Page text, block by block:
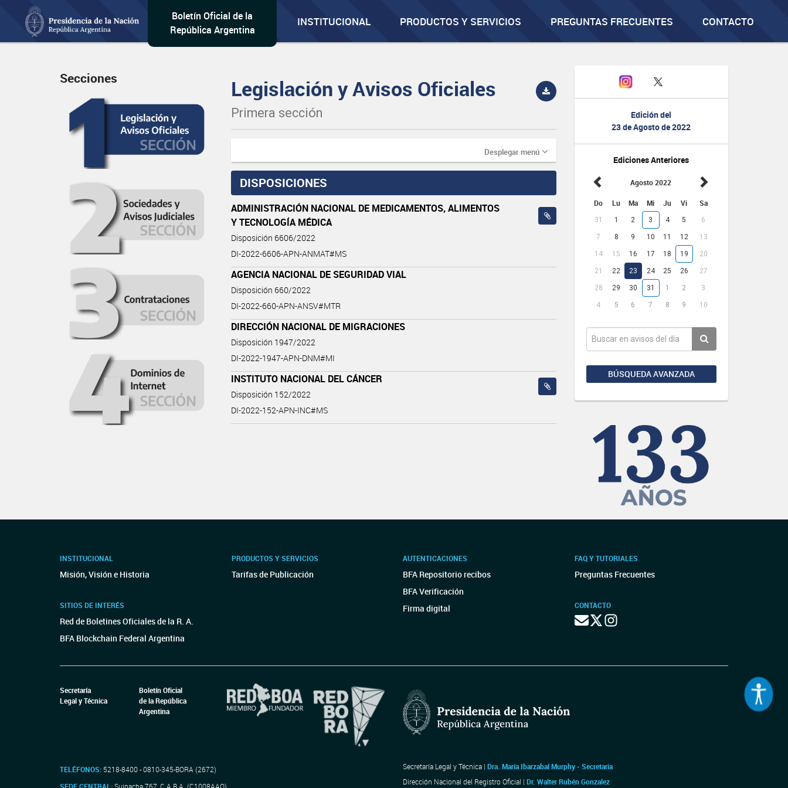
Boletín Oficial de la
República Argentina
INSTITUCIONAL PRODUCTOS Y SERVICIOS PREGUNTAS FRECUENTES CONTACTO
Edición del
23 de Agosto de 2022
Ediciones Anteriores
Agosto 2022
Do Lu Ma Mi Ju Vi Sa
31 1 2 3 4 5 6
7 8 9 10 11 12 13
14 15 16 17 18 19 20
21 22 23 24 25 26 27
28 29 30 31 1 2 3
4 5 6 7 8 9 10
BÚSQUEDA AVANZADA
Secciones Legislación y Avisos Oficiales
Primera sección
Desplegar menú
DISPOSICIONES
ADMINISTRACIÓN NACIONAL DE MEDICAMENTOS, ALIMENTOS
Y TECNOLOGÍA MÉDICA
Disposición 6606/2022
DI-2022-6606-APN-ANMAT#MS
AGENCIA NACIONAL DE SEGURIDAD VIAL
Disposición 660/2022
DI-2022-660-APN-ANSV#MTR
DIRECCIÓN NACIONAL DE MIGRACIONES
Disposición 1947/2022
DI-2022-1947-APN-DNM#MI
INSTITUTO NACIONAL DEL CÁNCER
Disposición 152/2022
DI-2022-152-APN-INC#MS
INSTITUCIONAL
Misión, Visión e Historia
SITIOS DE INTERÉS
Red de Boletines Oficiales de la R. A.
BFA Blockchain Federal Argentina
PRODUCTOS Y SERVICIOS
Tarifas de Publicación
AUTENTICACIONES
BFA Repositorio recibos
BFA Verificación
Firma digital
FAQ Y TUTORIALES
Preguntas Frecuentes
CONTACTO
Secretaría
Legal y Técnica
Boletín Oficial
de la República
Argentina
TELÉFONOS: 5218-8400 - 0810-345-BORA (2672)
Secretaría Legal y Técnica | Dra. María Ibarzabal Murphy - Secretaria
Dirección Nacional del Registro Oficial | Dr. Walter Rubén Gonzalez